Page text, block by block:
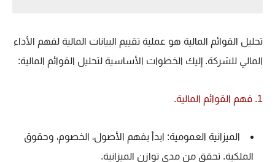
تحليل القوائم المالية هو عملية تقييم البيانات المالية لفهم الأداء
المالي للشركة. إليك الخطوات الأساسية لتحليل القوائم المالية:
1. فهم القوائم المالية.
الميزانية العمومية: ابدأ بفهم الأصول، الخصوم، وحقوق
الملكية. تحقق من مدى توازن الميزانية.